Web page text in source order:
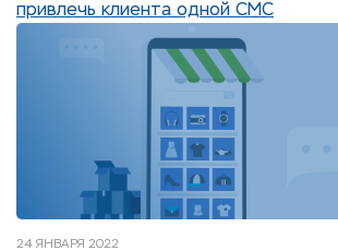
привлечь клиента одной СМС
24 ЯНВАРЯ 2022